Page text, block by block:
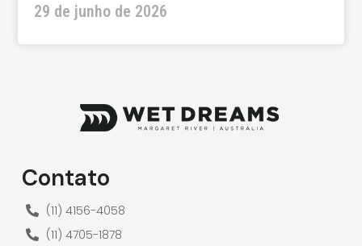
29 de junho de 2026
Contato
(11) 4156-4058
(11) 4705-1878